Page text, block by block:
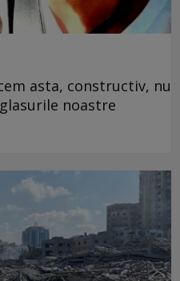
asta, constructiv, nu
noastre